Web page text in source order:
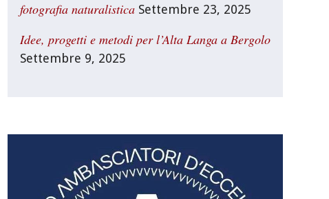
fotografia naturalistica Settembre 23, 2025
Idee, progetti e metodi per l’Alta Langa a Bergolo
Settembre 9, 2025